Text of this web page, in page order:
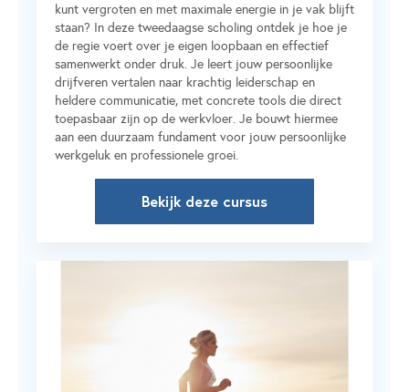
kunt vergroten en met maximale energie in je vak blijft
staan? In deze tweedaagse scholing ontdek je hoe je
de regie voert over je eigen loopbaan en effectief
samenwerkt onder druk. Je leert jouw persoonlijke
drijfveren vertalen naar krachtig leiderschap en
heldere communicatie, met concrete tools die direct
toepasbaar zijn op de werkvloer. Je bouwt hiermee
aan een duurzaam fundament voor jouw persoonlijke
werkgeluk en professionele groei.
Bekijk deze cursus